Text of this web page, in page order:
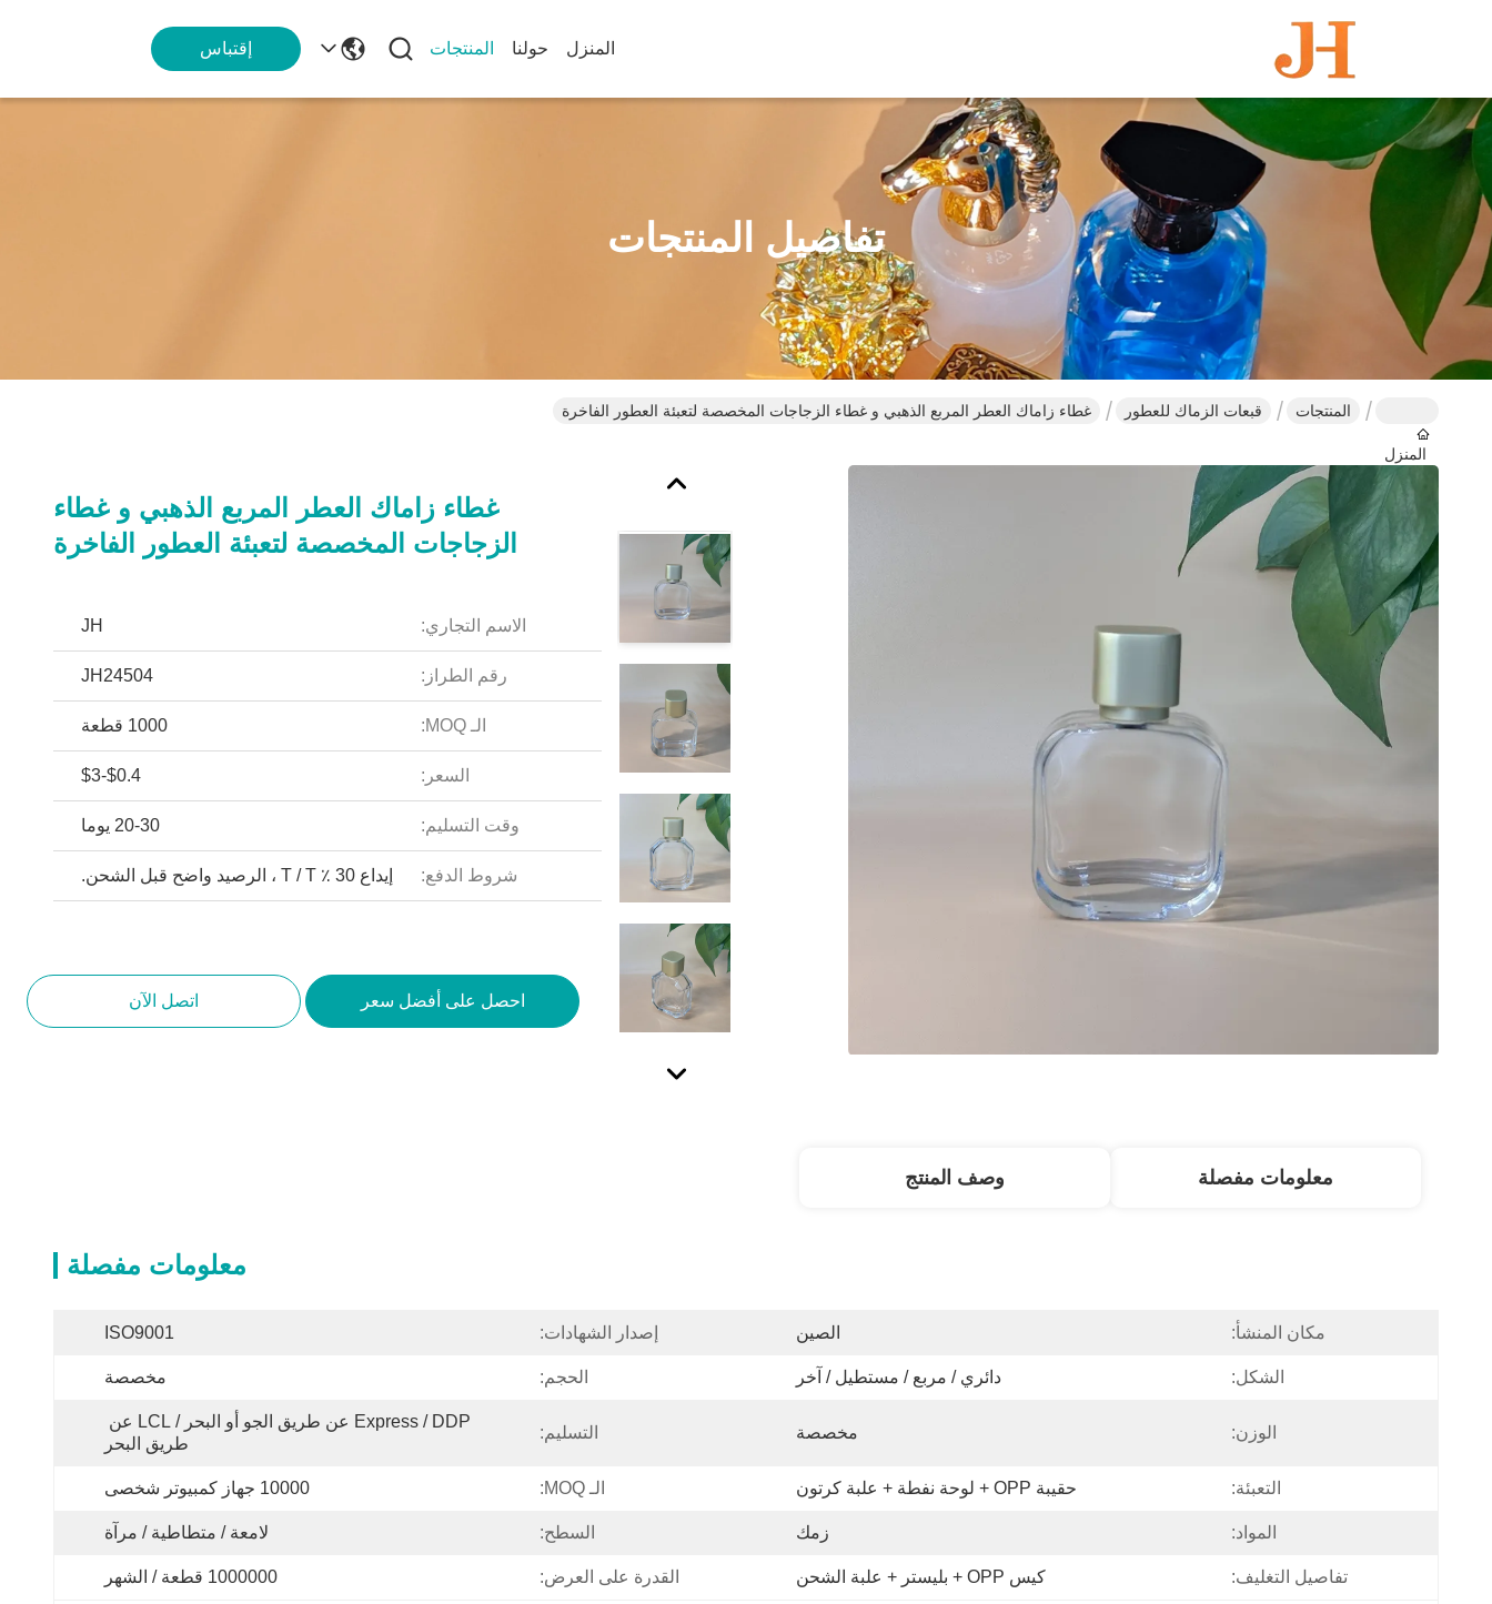
المنزل حولنا المنتجات إقتباس
تفاصيل المنتجات
المنزل
المنتجات قبعات الزماك للعطور غطاء زاماك العطر المربع الذهبي و غطاء الزجاجات المخصصة لتعبئة العطور الفاخرة
غطاء زاماك العطر المربع الذهبي و غطاء
الزجاجات المخصصة لتعبئة العطور الفاخرة
الاسم التجاري: JH
رقم الطراز: JH24504
الـ MOQ: 1000 قطعة
السعر: $0.4-$3
وقت التسليم: 20-30 يوما
شروط الدفع: إيداع 30 ٪ T / T ، الرصيد واضح قبل الشحن.
احصل على أفضل سعر اتصل الآن
معلومات مفصلة وصف المنتج
معلومات مفصلة
مكان المنشأ: الصين إصدار الشهادات: ISO9001
الشكل: دائري / مربع / مستطيل / آخر الحجم: مخصصة
الوزن: مخصصة التسليم:
طريق البحر
التعبئة: حقيبة OPP + لوحة نفطة + علبة كرتون الـ MOQ: 10000 جهاز كمبيوتر شخصى
المواد: زمك السطح: لامعة / متطاطية / مرآة
تفاصيل التغليف: كيس OPP + بليستر + علبة الشحن القدرة على العرض: 1000000 قطعة / الشهر